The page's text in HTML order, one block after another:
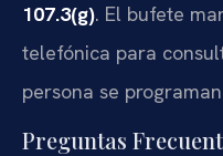
107.3(g). El bufete
telefónica para
persona se
Preguntas